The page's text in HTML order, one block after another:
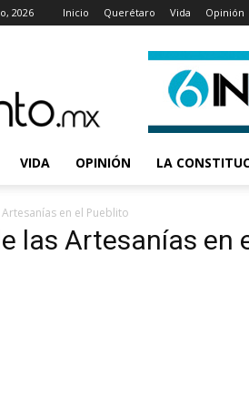
2026 Inicio Querétaro Vida Opinión
VIDA OPINIÓN LA
en el Pueblito
las Artesanías en